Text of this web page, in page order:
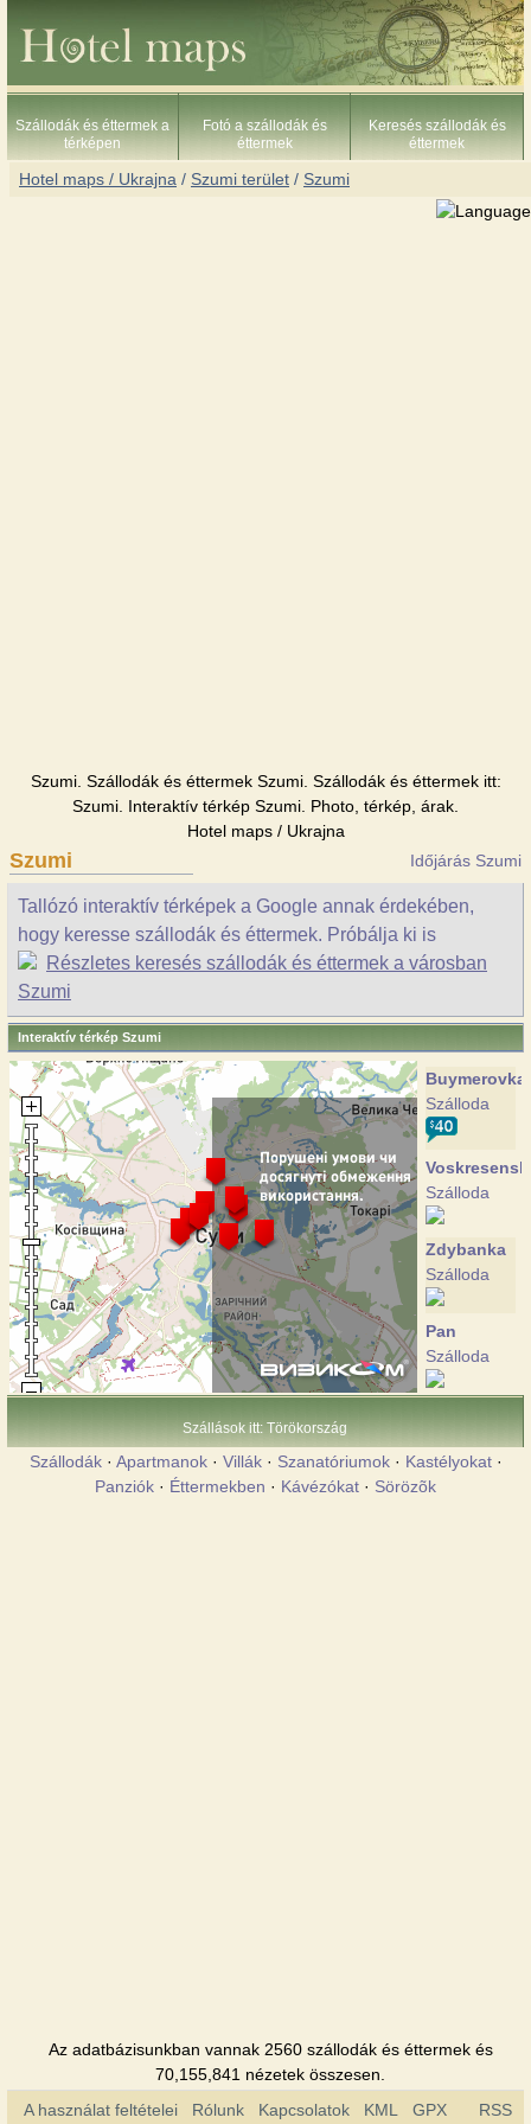
Szállodák és éttermek a
térképen
Fotó a szállodák és
éttermek
Keresés szállodák és
éttermek
Hotel maps / Ukrajna / Szumi terület / Szumi
Szumi. Szállodák és éttermek Szumi. Szállodák és éttermek itt:
Szumi. Interaktív térkép Szumi. Photo, térkép, árak.
Hotel maps / Ukrajna
Szumi Időjárás Szumi
Tallózó interaktív térképek a Google annak érdekében,
hogy keresse szállodák és éttermek. Próbálja ki is
Részletes keresés szállodák és éttermek a városban
Szumi
Interaktív térkép Szumi
Buymerovka
Szálloda
Szálloda
Zdybanka
Szálloda
Pan
Szálloda
Szálloda
Psyol
Szállások itt: Törökország
Szállodák· Apartmanok· Villák· Szanatóriumok· Kastélyokat·
Panziók · Éttermekben · Kávézókat · Sörözõk
Az adatbázisunkban vannak 2560 szállodák és éttermek és
70,155,841 nézetek összesen.
A használat feltételei
Rólunk Kapcsolatok KML GPX RSS